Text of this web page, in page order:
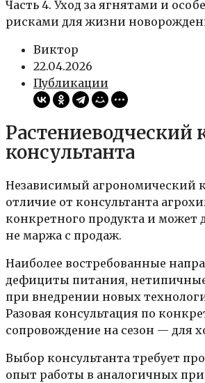
Часть 4. Уход за ягнятами и
рисками для жизни
Виктор
22.04.2026
Публикации
Растениеводческий
консультанта
Независимый агрономический
отличие от консультанта
конкретного продукта и может
не маржа с продаж.
Наиболее востребованные
дефициты питания,
при внедрении новых
Разовая консультация по
сопровождение на сезон — для
Выбор консультанта требует
опыт работы в аналогичных